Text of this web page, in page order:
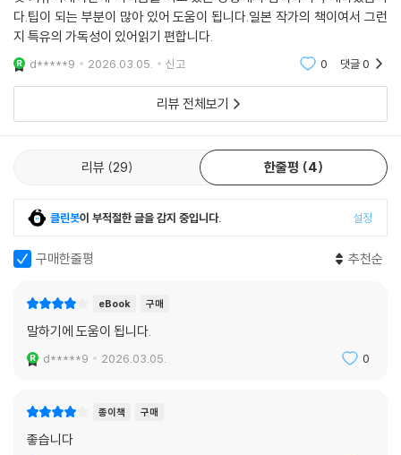
한다. 말하기 전에 ‘상대방을 정말 위한 것인가?’라고 생각해 보자.
⑦ “인정 욕구를 채워 주는 쪽이 되어라.” 타인으로부터 인정받고 싶은 욕
강자가 된다. 진정한 강자는 상대를 높이고 나를 낮춘다.
유능한 인상을 남기는 언어화 ‘5단계’
이 책의 2부에서는 말하기 전에 생각을 정리하고 이를 언어화하는 5단계
사고법 과정을 다룬다. 객관화, 정리, 경청, 질문, 언어화로 구성된 5단계
사고법은 단계별 문제 요소들을 분석하고 이를 해결하는 가장 실용적인 방
법들을 제시한다.
1단계 〈객관화〉에서는 멍청해 보이는 화법을 버리는 것에 주목한다. 보통
객관화가 부족한 사람들은 근거가 빈약한 이야기를 하거나, 언어에 둔감하
고, 경위를 모른 채 말하는 경향이 있다. 이를 해결하기 위해 확증 편향과
찾아보기 등으로 언어와 친숙해지는 법을 공개한다.
다.팁이 되는 부분이 많아 있어 도움이 됩니다.일본 작가의 책이여서 그런
지 특유의 가독성이 있어읽기 편합니다.
d*****9 2026.03.05. 신고 0 댓글0
리뷰 전체보기
리뷰 29 한줄평 4
클린봇이 부적절한 글을 감지 중입니다. 설정
구매한줄평 추천순
eBook 구매
말하기에 도움이 됩니다.
d*****9 2026.03.05. 0
종이책 구매
좋습니다